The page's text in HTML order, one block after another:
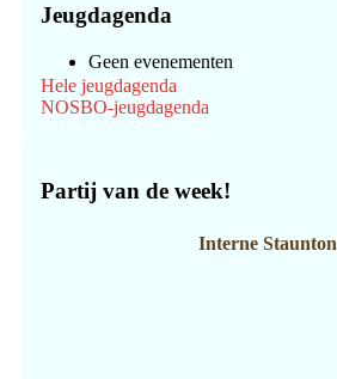
Jeugdagenda
Geen evenementen
Hele jeugdagenda
NOSBO-jeugdagenda
Partij van de week!
Interne Staunton